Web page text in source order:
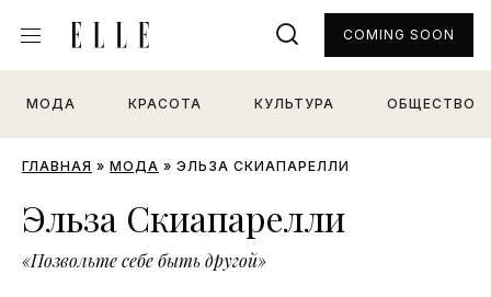
МОДА КРАСОТА КУЛЬТУРА ОБЩЕСТВО
COMING SOON
ГЛАВНАЯ » МОДА » ЭЛЬЗА СКИАПАРЕЛЛИ
Эльза Скиапарелли
«Позвольте себе быть другой»